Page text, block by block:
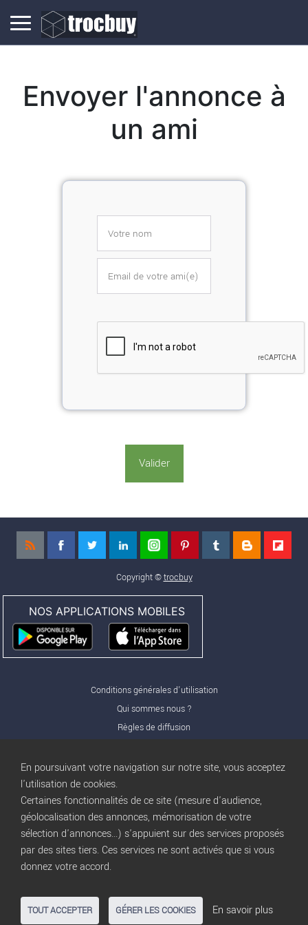
Envoyer l'annonce à
un ami
Copyright ©trocbuy
NOS APPLICATIONS MOBILES
Conditions générales d'utilisation
Qui sommes nous ?
Règles de diffusion
Nos offres Pro
Publicité
Conditions d’Utilisation
Privacy Policy
Blogtrocbuy
Gestion des cookies
Nous contacter
En poursuivant votre navigation sur notre site, vous acceptez
l'utilisation de cookies.
Certaines fonctionnalités de ce site (mesure d'audience,
géolocalisation des annonces, mémorisation de votre
sélection d'annonces...) s'appuient sur des services proposés
par des sites tiers. Ces services ne sont activés que si vous
donnez votre accord.
TOUT ACCEPTER GÉRER LES COOKIES En savoir plus